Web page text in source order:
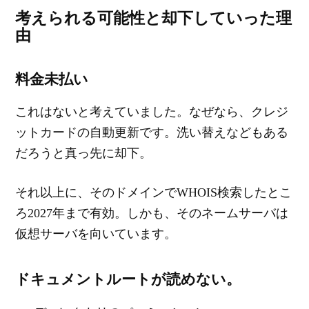
考えられる可能性と却下していった理
由
料金未払い
これはないと考えていました。なぜなら、クレジ
ットカードの自動更新です。洗い替えなどもある
だろうと真っ先に却下。
それ以上に、そのドメインでWHOIS検索したとこ
ろ2027年まで有効。しかも、そのネームサーバは
仮想サーバを向いています。
ドキュメントルートが読めない。